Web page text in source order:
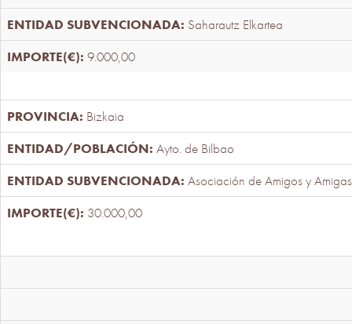
Saharautz Elkartea
9.000,00
Bizkaia
Ayto. de Bilbao
Asociación de Amigos y
30.000,00